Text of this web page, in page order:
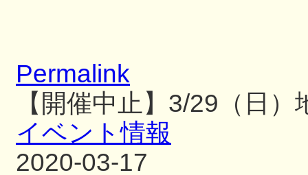
Permalink
【開催中止】3/29（日
イベント情報
2020-03-17